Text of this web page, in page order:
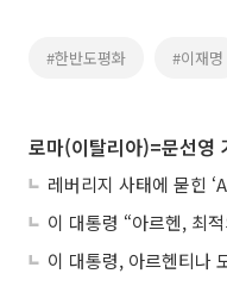
#한반도평화 #이재명
로마(이탈리아)=문선영
레버리지 사태에 묻힌